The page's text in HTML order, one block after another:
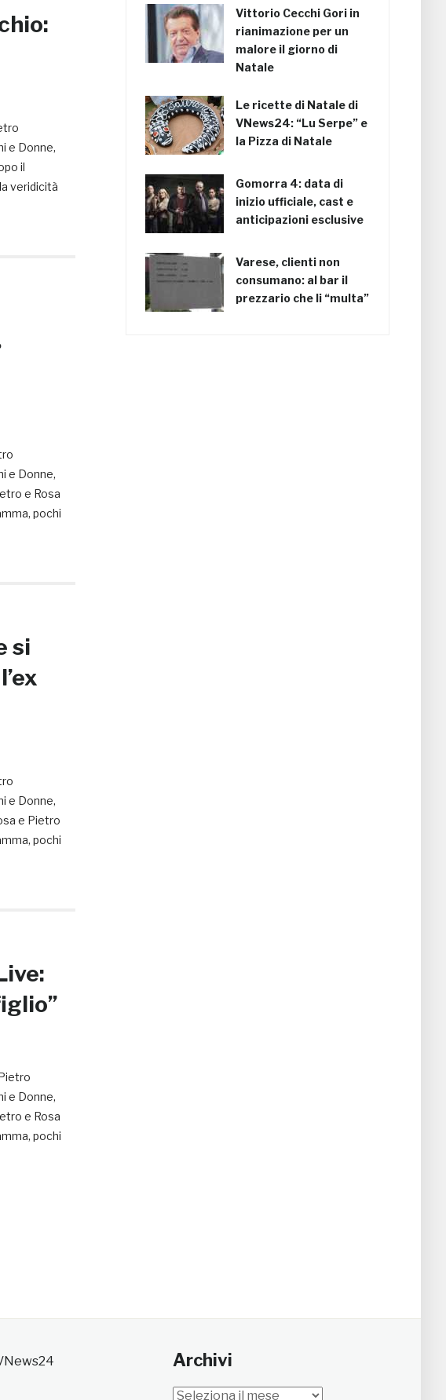
e Donne,
il
veridicità
e Donne,
e Rosa
pochi
si
e Donne,
e Pietro
pochi
e Donne,
e Rosa
pochi
Vittorio Cecchi Gori in
rianimazione per un
malore il giorno di
Natale
Le ricette di Natale di
VNews24: “Lu Serpe” e
la Pizza di Natale
Gomorra 4: data di
inizio ufficiale, cast e
anticipazioni esclusive
Varese, clienti non
consumano: al bar il
prezzario che li “multa”
Archivi
Archivi